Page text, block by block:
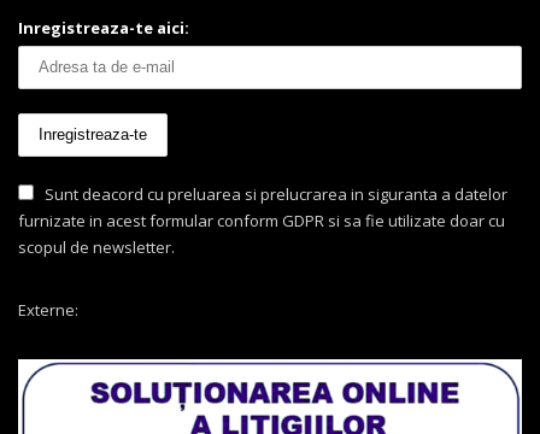
Inregistreaza-te aici:
Sunt deacord cu preluarea si prelucrarea in siguranta a datelor
furnizate in acest formular conform GDPR si sa fie utilizate doar cu
scopul de newsletter.
Externe: